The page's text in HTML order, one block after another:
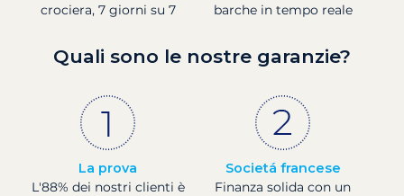
crociera, 7 giorni su 7
barche in tempo reale
Quali sono le nostre garanzie?
La prova
L'88% dei nostri clienti è
Societá francese
Finanza solida con un